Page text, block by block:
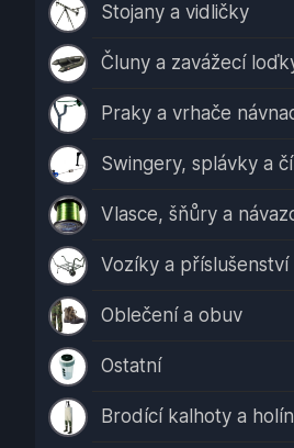
Stojany a vidličky
Čluny a zavážecí
Praky a vrhače
Swingery, splávky a
Vlasce, šňůry a
Vozíky a příslušenství
Oblečení a obuv
Ostatní
Brodící kalhoty a